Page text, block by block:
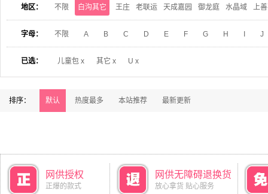
地区： 不限 白沟其它 王庄 老联运 天成嘉园 御龙庭 水晶域 上
字母： 不限 A B C D E F G H J
已选： 儿童包 x 其它 x U x
排序： 默认 热度最多 本站推荐 最新更新
网供授权
正爆的款式
网供无障碍退换货
放心拿货 贴心服务